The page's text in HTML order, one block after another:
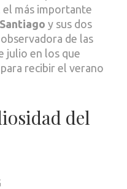
el más importante
y sus dos
de las
julio en los que
recibir el verano
del